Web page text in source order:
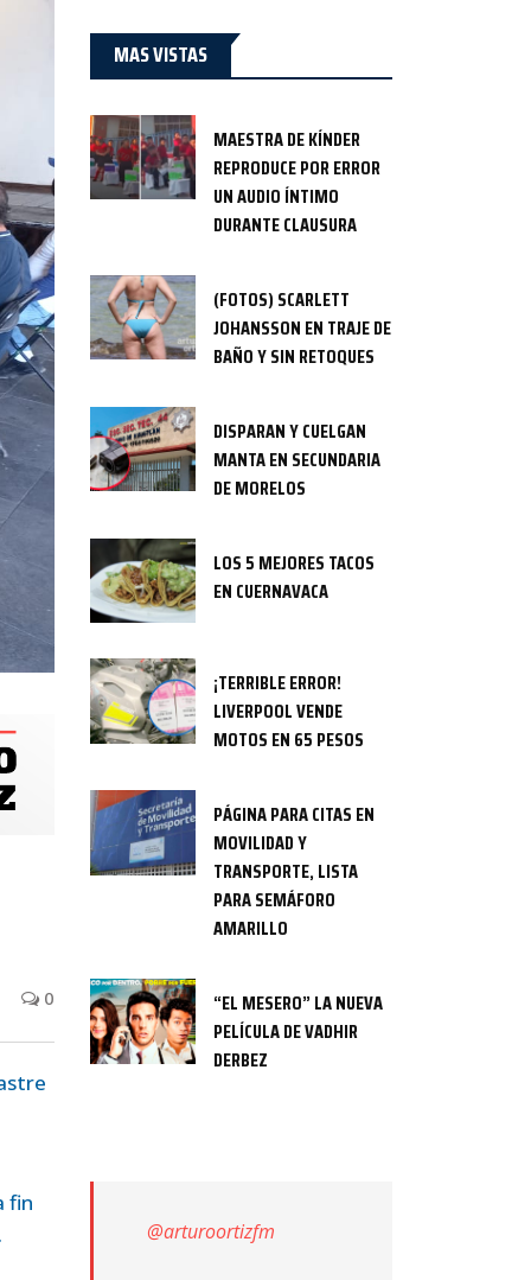
0
fin
MAS VISTAS
MAESTRA DE KÍNDER
REPRODUCE POR ERROR
UN AUDIO ÍNTIMO
DURANTE CLAUSURA
(FOTOS) SCARLETT
JOHANSSON EN TRAJE DE
BAÑO Y SIN RETOQUES
DISPARAN Y CUELGAN
MANTA EN SECUNDARIA
DE MORELOS
LOS 5 MEJORES TACOS
EN CUERNAVACA
¡TERRIBLE ERROR!
LIVERPOOL VENDE
MOTOS EN 65 PESOS
PÁGINA PARA CITAS EN
MOVILIDAD Y
TRANSPORTE, LISTA
PARA SEMÁFORO
AMARILLO
“EL MESERO” LA NUEVA
PELÍCULA DE VADHIR
DERBEZ
@arturoortizfm